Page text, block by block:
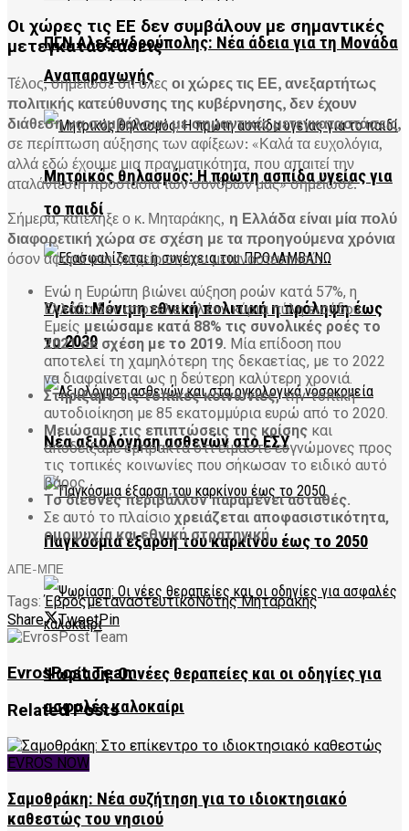
ΠΓΝ Αλεξανδρούπολης: Νέα άδεια για τη Μονάδα
Αναπαραγωγής
Μητρικός θηλασμός: Η πρώτη ασπίδα υγείας για
το παιδί
Υγεία: Μόνιμη εθνική πολιτική η πρόληψη έως
το 2030
Νέα αξιολόγηση ασθενών στο ΕΣΥ
Παγκόσμια έξαρση του καρκίνου έως το 2050
Ψωρίαση: Οι νέες θεραπείες και οι οδηγίες για
ασφαλές καλοκαίρι
Οι χώρες τις ΕΕ δεν συμβάλουν με σημαντικές
μετεγκαταστάσεις
Τέλος, σημείωσε ότι όλες οι χώρες τις ΕΕ, ανεξαρτήτως
πολιτικής κατεύθυνσης της κυβέρνησης, δεν έχουν
διάθεση να συμβάλουν με σημαντικές μετεγκαταστάσεις,
σε περίπτωση αύξησης των αφίξεων: «Καλά τα ευχολόγια,
αλλά εδώ έχουμε μια πραγματικότητα, που απαιτεί την
αταλάντευτη προστασία των συνόρων μας» σημείωσε.
Σήμερα, κατέληξε ο κ. Μηταράκης, η Ελλάδα είναι μία πολύ
διαφορετική χώρα σε σχέση με τα προηγούμενα χρόνια
όσον αφορά στη διαχείριση του μεταναστευτικού:
Ενώ η Ευρώπη βιώνει αύξηση ροών κατά 57%, η
Ελλάδα δεν αποτελεί πλέον κύρια πύλη εισόδου.
Εμείς μειώσαμε κατά 88% τις συνολικές ροές το
2021 σε σχέση με το 2019. Μία επίδοση που
αποτελεί τη χαμηλότερη της δεκαετίας, με το 2022
να διαφαίνεται ως η δεύτερη καλύτερη χρονιά.
Στηρίξαμε τις τοπικές κοινωνίες,την τοπική
αυτοδιοίκηση με 85 εκατομμύρια ευρώ από το 2020.
Μειώσαμε τις επιπτώσεις της κρίσης και
αποδείξαμε έμπρακτα ότι είμαστε ευγνώμονες προς
τις τοπικές κοινωνίες που σήκωσαν το ειδικό αυτό
βάρος.
Το διεθνές περιβάλλον παραμένει ασταθές.
Σε αυτό το πλαίσιοχρειάζεται αποφασιστικότητα,
ομοψυχία και εθνική στρατηγική.
AΠΕ-ΜΠΕ
Tags: ΈβροςμεταναστευτικόΝότης Μηταράκης
Share
TweetPin
EvrosPost Team
RelatedPosts
EVROS NOW
Σαμοθράκη: Νέα συζήτηση για το ιδιοκτησιακό
καθεστώς του νησιού